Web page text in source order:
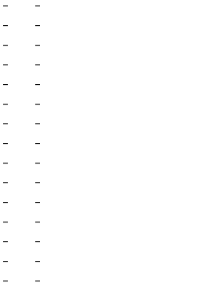
-
-
-
-
-
-
-
-
-
-
-
-
-
-
-
-
-
-
-
-
-
-
-
-
-
-
-
-
-
-